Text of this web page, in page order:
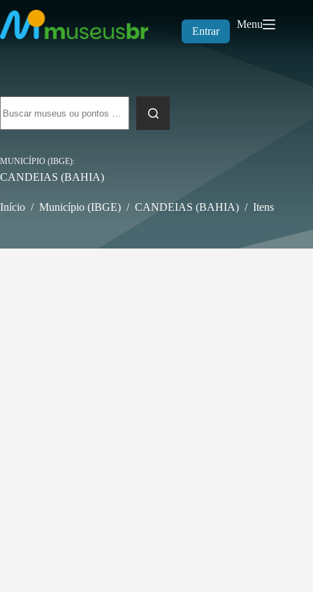
para
o
conteúdo
Entrar
Menu
resultados
MUNICÍPIO (IBGE)
CANDEIAS (BAHIA)
Início / Município (IBGE) / CANDEIAS (BAHIA) / Itens